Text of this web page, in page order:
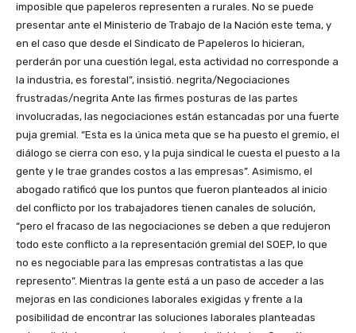
imposible que papeleros representen a rurales. No se puede
presentar ante el Ministerio de Trabajo de la Nación este tema, y
en el caso que desde el Sindicato de Papeleros lo hicieran,
perderán por una cuestión legal, esta actividad no corresponde a
la industria, es forestal”, insistió. negrita/Negociaciones
frustradas/negrita Ante las firmes posturas de las partes
involucradas, las negociaciones están estancadas por una fuerte
puja gremial. “Esta es la única meta que se ha puesto el gremio, el
diálogo se cierra con eso, y la puja sindical le cuesta el puesto a la
gente y le trae grandes costos a las empresas”. Asimismo, el
abogado ratificó que los puntos que fueron planteados al inicio
del conflicto por los trabajadores tienen canales de solución,
“pero el fracaso de las negociaciones se deben a que redujeron
todo este conflicto a la representación gremial del SOEP, lo que
no es negociable para las empresas contratistas a las que
represento”. Mientras la gente está a un paso de acceder a las
mejoras en las condiciones laborales exigidas y frente a la
posibilidad de encontrar las soluciones laborales planteadas